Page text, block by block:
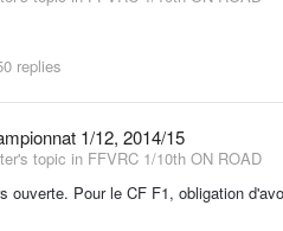
replies
1/12, 2014/15
topic in FFVRC 1/10th ON ROAD
ouverte. Pour le CF F1, obligation